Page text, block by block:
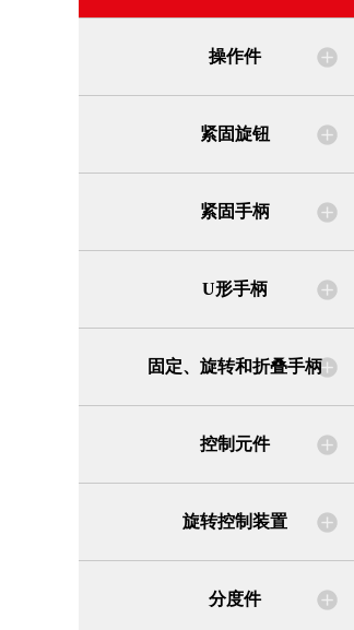
操作件
紧固旋钮
紧固手柄
U形手柄
固定、旋转和折叠手柄
控制元件
旋转控制装置
分度件